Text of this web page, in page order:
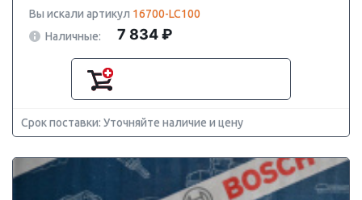
Вы искали артикул 16700-LC100
Наличные:
7 834 ₽
Срок поставки: Уточняйте наличие и цену